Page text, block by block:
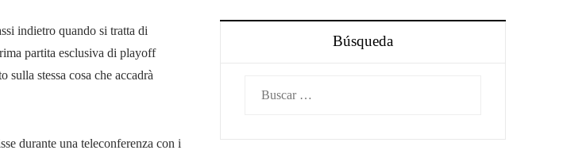
indietro quando si tratta di
partita esclusiva di playoff
stessa cosa che accadrà
durante una teleconferenza con i
Búsqueda